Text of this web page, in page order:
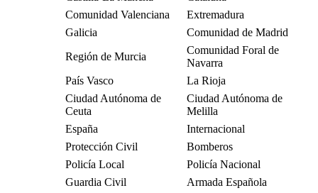
Comunidad Valenciana
Extremadura
Galicia
Comunidad de Madrid
Región de Murcia
Comunidad Foral de
Navarra
País Vasco
La Rioja
Ciudad Autónoma de
Ceuta
Ciudad Autónoma de
Melilla
España
Internacional
Protección Civil
Bomberos
Policía Local
Policía Nacional
Guardia Civil
Armada Española